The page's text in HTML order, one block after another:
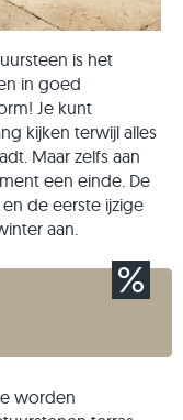
is het
in goed
Je kunt
kijken terwijl alles
Maar zelfs aan
een einde. De
de eerste ijzige
aan.
worden